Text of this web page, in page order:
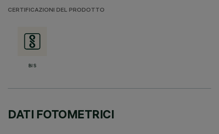
CERTIFICAZIONI DEL PRODOTTO
BIS
DATI FOTOMETRICI